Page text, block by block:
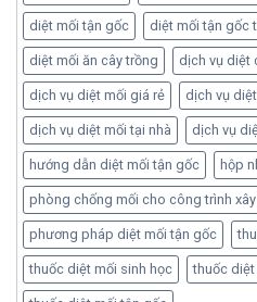
diệt mối tận gốc diệt mối tận gốc
diệt mối ăn cây trồng dịch vụ diệt
dịch vụ diệt mối giá rẻ dịch vụ
dịch vụ diệt mối tại nhà dịch vụ
hướng dẫn diệt mối tận gốc hộp
phòng chống mối cho công trình
phương pháp diệt mối tận gốc
thuốc diệt mối sinh học thuốc diệt